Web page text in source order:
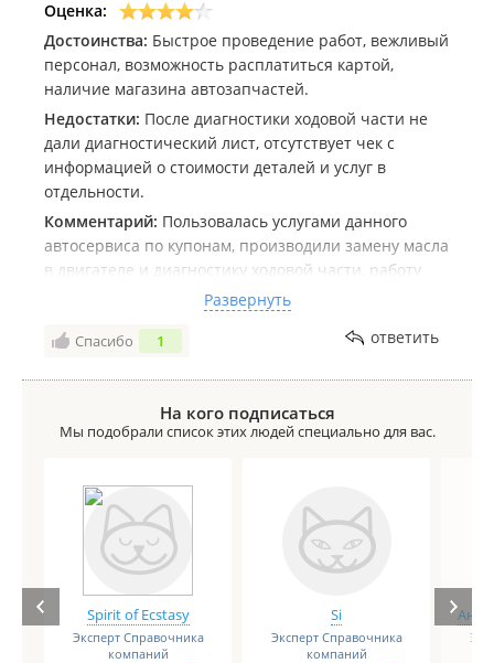
Оценка:
Достоинства: Быстрое проведение работ, вежливый
персонал, возможность расплатиться картой,
наличие магазина автозапчастей.
Недостатки: После диагностики ходовой части не
дали диагностический лист, отсутствует чек с
информацией о стоимости деталей и услуг в
отдельности.
Комментарий: Пользовалась услугами данного
автосервиса по купонам, производили замену масла
в двигателе и диагностику ходовой части, работу
сделали быстро, результаты диагностики озвучили
устно, хотелось бы получить диагностический лист
для дальнейшего устранения неисправностей,
расходников в разбивке.
Развернуть
Спасибо 1 ответить
На кого подписаться
Мы подобрали список этих людей специально для вас.
Spirit of Ecstasy
Эксперт Справочника
компаний
Si
Эксперт Справочника
компаний